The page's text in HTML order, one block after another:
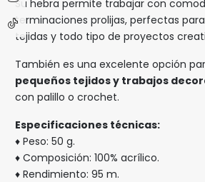
Su hebra permite trabajar con
terminaciones prolijas, perfectas
tejidas y todo tipo de proyectos
También es una excelente opción
pequeños tejidos y trabajos
con palillo o crochet.
Especificaciones técnicas:
♦ Peso: 50 g.
♦ Composición: 100% acrílico.
♦ Rendimiento: 95 m.